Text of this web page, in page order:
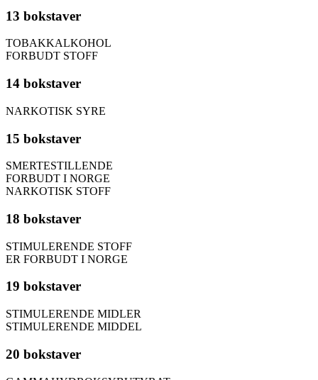
13 bokstaver
TOBAKKALKOHOL
FORBUDT STOFF
14 bokstaver
NARKOTISK SYRE
15 bokstaver
SMERTESTILLENDE
FORBUDT I NORGE
NARKOTISK STOFF
18 bokstaver
STIMULERENDE STOFF
ER FORBUDT I NORGE
19 bokstaver
STIMULERENDE MIDLER
STIMULERENDE MIDDEL
20 bokstaver